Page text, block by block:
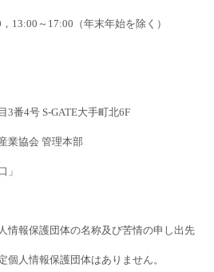
， 13:00 ～ 17:00 （年末年始を除く）
3番4号 S-GATE大手町北6F
業協会 管理本部
」
情報保護団体の名称及び苦情の申し出先
個人情報保護団体はありません。